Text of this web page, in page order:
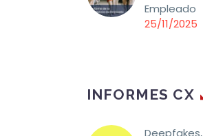
Empleado
25/11/2025
INFORMES CX
Deepfakes,